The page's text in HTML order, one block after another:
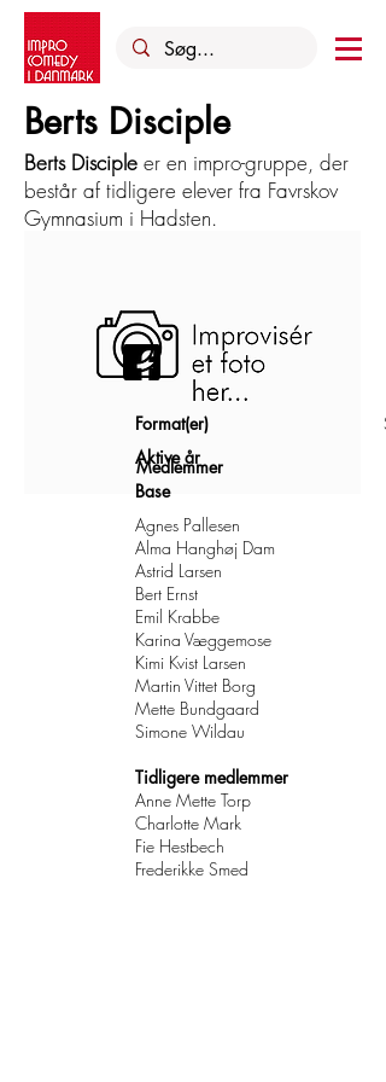
Berts Disciple
Berts Disciple er en impro-gruppe, der
består af tidligere elever fra Favrskov
Gymnasium i Hadsten.
Format(er)
Aktive år
Base
Medlemmer
Agnes Pallesen
Alma Hanghøj Dam
Astrid Larsen
Bert Ernst
Emil Krabbe
Karina Væggemose
Kimi Kvist Larsen
Martin Vittet Borg
Mette Bundgaard
Simone Wildau
Tidligere medlemmer
Anne Mette Torp
Charlotte Mark
Fie Hestbech
Frederikke Smed